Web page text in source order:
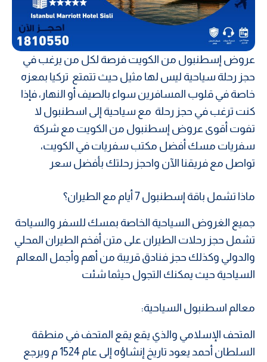
عروض إسطنبول من الكويت فرصة لكل من يرغب في
حجز رحلة سياحية ليس لها مثيل حيث تتمتع تركيا بمعزه
خاصة في قلوب المسافرين سواء بالصيف أو النهار، فإذا
كنت ترغب في حجز رحلة مع سياحية إلى اسطنبول لا
تفوت أقوى عروض إسطنبول من الكويت مع شركة
سفريات مسك أفضل مكتب سفريات في الكويت،
تواصل مع فريقنا الآن واحجز رحلتك بأفضل سعر
ماذا تشمل باقة إسطنبول 7 أيام مع الطيران؟
جميع الغروض السياحية الخاصة بمسك للسفر والسياحة
تشمل حجز رحلات الطيران على متن أفخم الطيران المحلي
والدولي وكذلك حجز فنادق قريبة من أهم وأجمل المعالم
السياحية حيث يمكنك التجول حيثما شئت
معالم اسطنبول السياحية:
المتحف الإسلامي والذي يقع يقع المتحف في منطقة
السلطان أحمد يعود تاريخ إنشاؤه إلى عام 1524 م ويرجع